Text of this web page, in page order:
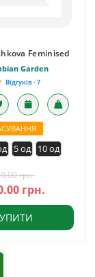
Feminised
Garden
Відгуків - 7
5 од 10 од
грн.
грн.